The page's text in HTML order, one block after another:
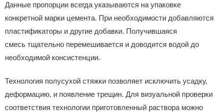
Данные пропорции всегда указываются на упаковке
конкретной марки цемента. При необходимости добавляются
пластификаторы и другие добавки. Получившаяся
смесь тщательно перемешивается и доводится водой до
необходимой консистенции.
Технология полусухой стяжки позволяет исключить усадку,
деформацию, и появление трещин. Для визуальной проверки
соответствия технологии приготовленный раствора можно